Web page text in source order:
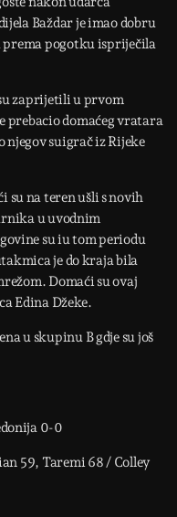
Baždar je imao dobru
prema pogotku ispriječila
zaprijetili u prvom
domaćeg vratara
njegov suigrač iz Rijeke
su na teren ušli s novih
u uvodnim
su iu tom periodu
je do kraja bila
Domaći su ovaj
Edina Džeke.
u skupinu B gdje su još
0-0
59, Taremi 68 / Colley